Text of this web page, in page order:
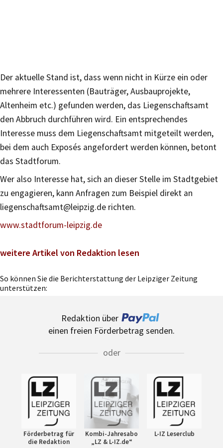
Der aktuelle Stand ist, dass wenn nicht in Kürze ein oder
mehrere Interessenten (Bauträger, Ausbauprojekte,
Altenheim etc.) gefunden werden, das Liegenschaftsamt
den Abbruch durchführen wird. Ein entsprechendes
Interesse muss dem Liegenschaftsamt mitgeteilt werden,
bei dem auch Exposés angefordert werden können, betont
das Stadtforum.
Wer also Interesse hat, sich an dieser Stelle im Stadtgebiet
zu engagieren, kann Anfragen zum Beispiel direkt an
liegenschaftsamt@leipzig.de richten.
www.stadtforum-leipzig.de
weitere Artikel von Redaktion lesen
So können Sie die Berichterstattung der Leipziger Zeitung
unterstützen:
Redaktion über
einen freien Förderbetrag senden.
oder
Förderbetrag für
die Redaktion
Kombi-Jahresabo
„LZ & L-IZ.de“
L-IZ Leserclub